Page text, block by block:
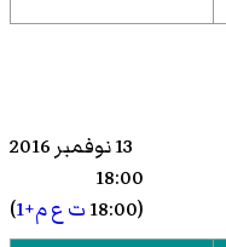
13 نوفمبر 2016
18:00
(18:00
ت ع م+1 )